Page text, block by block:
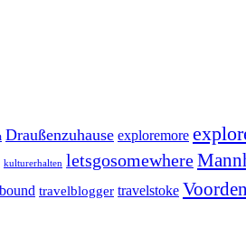
Draußenzuhause exploremore
kulturerhalten letsgosomewhere
travelblogger travelstoke